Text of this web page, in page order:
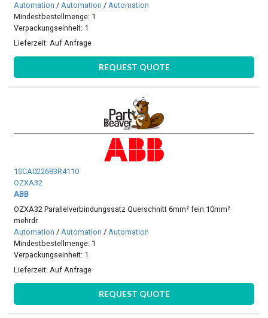
Automation / Automation / Automation
Mindestbestellmenge: 1
Verpackungseinheit: 1
Lieferzeit:Auf Anfrage
REQUEST QUOTE
1SCA022683R4110
OZXA32
ABB
OZXA32 Parallelverbindungssatz Querschnitt 6mm² fein 10mm²
mehrdr.
Automation / Automation / Automation
Mindestbestellmenge: 1
Verpackungseinheit: 1
Lieferzeit:Auf Anfrage
REQUEST QUOTE